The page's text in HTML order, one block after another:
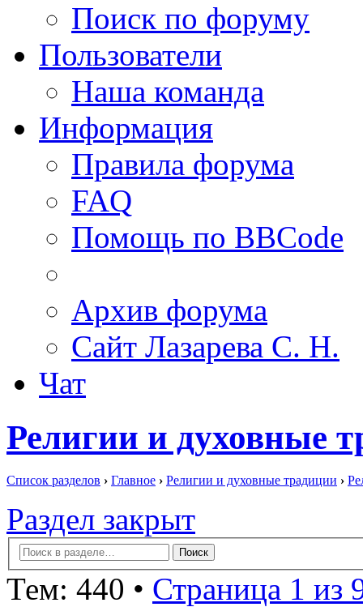
Поиск по форуму
Пользователи
Наша команда
Информация
Правила форума
FAQ
Помощь по BBCode
Архив форума
Сайт Лазарева С. Н.
Чат
Религии и духовные
Список разделов › Главное › Религии и духовные традиции ›
Раздел закрыт
Тем: 440 • Страница 1 из